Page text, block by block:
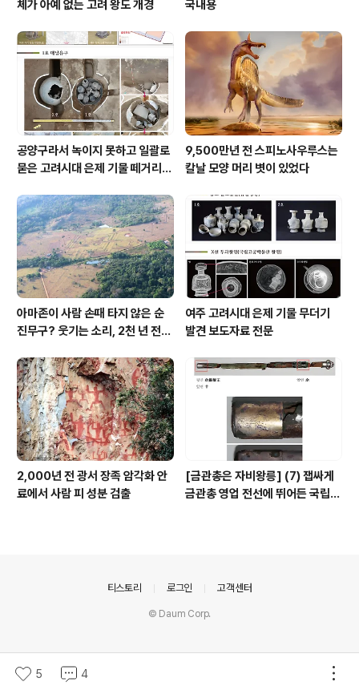
체가 아예 없는 고려 왕도 개경
국내용
공양구라서 녹이지 못하고 일괄로
묻은 고려시대 은제 기물 떼거리로
9,500만년 전 스피노사우루스는
칼날 모양 머리 볏이 있었다
아마존이 사람 손때 타지 않은 순
진무구? 웃기는 소리, 2천 년 전에
여주 고려시대 은제 기물 무더기
발견 보도자료 전문
2,000년 전 광서 장족 암각화 안
료에서 사람 피 성분 검출
[금관총은 자비왕릉] (7) 잽싸게
금관총 영업 전선에 뛰어든 국립박
5 4
티스토리 로그인 고객센터
© Daum Corp.